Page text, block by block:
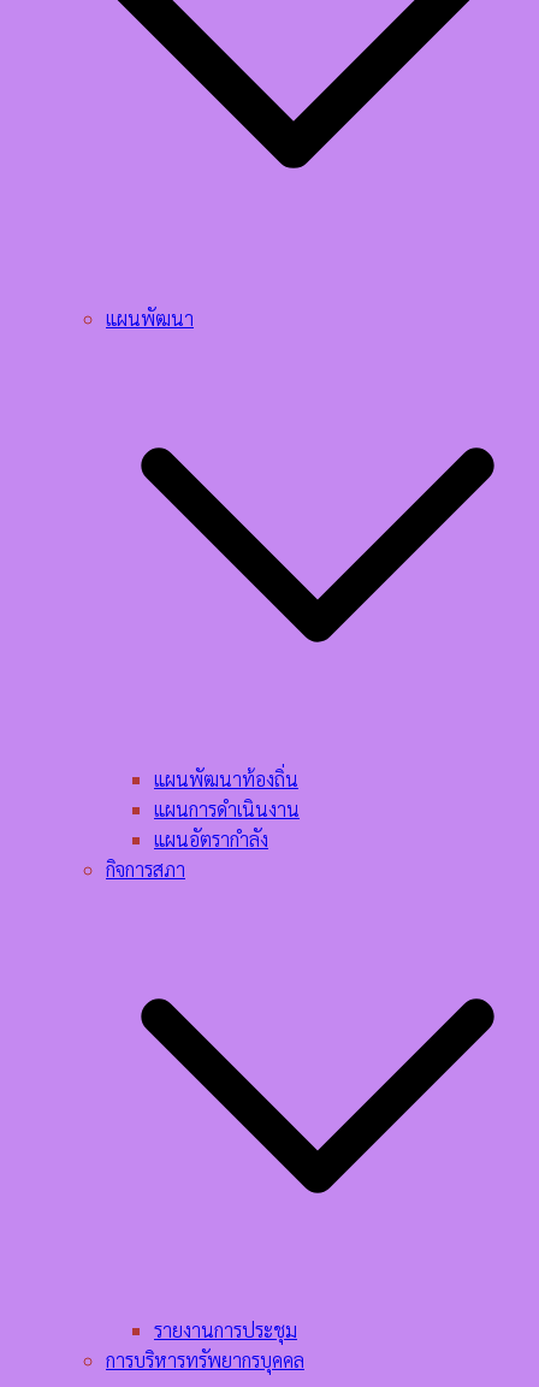
แผนพัฒนา
แผนพัฒนาท้องถิ่น
แผนการดำเนินงาน
แผนอัตรากำลัง
กิจการสภา
รายงานการประชุม
การบริหารทรัพยากรบุคคล